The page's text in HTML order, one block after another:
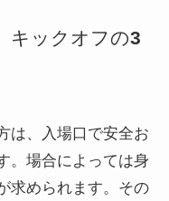
キックオフの3
は、入場口で安全お
。場合によっては身
求められます。その